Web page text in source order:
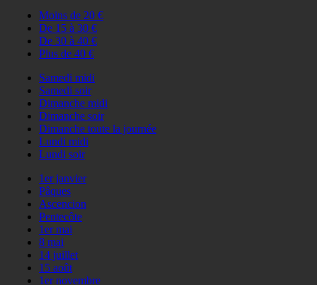
Moins de 20 €
De 15 à 30 €
De 30 à 40 €
Plus de 40 €
Samedi midi
Samedi soir
Dimanche midi
Dimanche soir
Dimanche toute la journée
Lundi midi
Lundi soir
1er janvier
Pâques
Ascencion
Pentecôte
1er mai
8 mai
14 juillet
15 août
1er novembre